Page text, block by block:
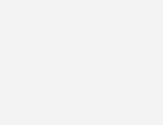
einen Zeitraum von 5 Jahren zur
Hierzu zählen z.B. die anteilige
für Ausgaben für die Akkreditierung,
Stellen für wissenschaftlich und
benötigte Sachmittel,
Module des Studiengangs.
finanzielle Mittel in Höhe von
Zeitraum von 5 Jahren für die